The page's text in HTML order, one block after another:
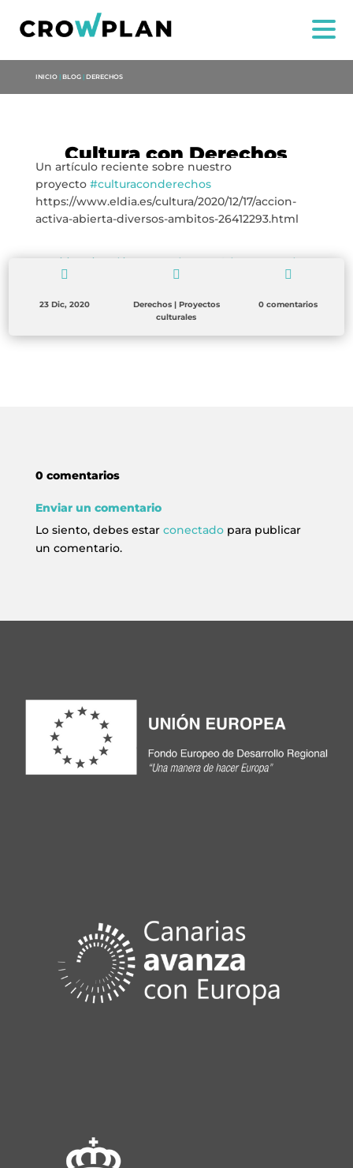
NOSOTROS
SERVICIOS
BLOG
info@crowplan.com
INICIO| BLOG| DERECHOS
Cultura con Derechos
Un artículo reciente sobre nuestro
proyecto #culturaconderechos
https://www.eldia.es/cultura/2020/12/17/accion-
activa-abierta-diversos-ambitos-26412293.html
Noticia Maria Anchieta Nota de Prensa: Cultura con Derechos

23 Dic, 2020

Derechos| Proyectos
culturales

0 comentarios
0 comentarios
Enviar un comentario
Lo siento, debes estar conectadopara publicar
un comentario.